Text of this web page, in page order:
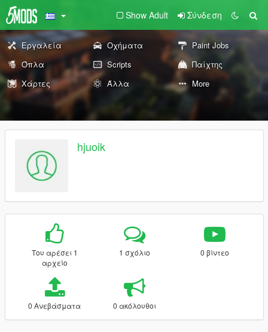
Show Adult Σύνδεση
Εργαλεία Οχήματα
Paint Jobs
Όπλα
Scripts
Παίχτης
Χάρτες
Άλλα More
hjuoik
Του αρέσει 1
αρχείο
1 σχόλιο 0 βίντεο
0 Ανεβάσματα 0 ακόλουθοι